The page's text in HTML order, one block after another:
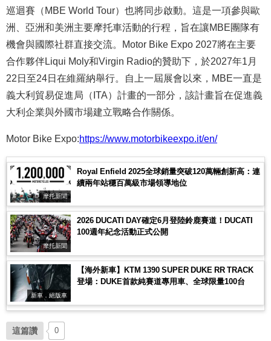
巡迴賽（MBE World Tour）也將同步啟動。這是一項參與歐
洲、亞洲和美洲主要摩托車活動的行程，旨在讓MBE團隊有
機會與國際社群直接交流。Motor Bike Expo 2027將在主要
合作夥伴Liqui Moly和Virgin Radio的贊助下，於2027年1月
22日至24日在維羅納舉行。自上一屆展會以來，MBE一直是
義大利貿易促進局（ITA）計畫的一部分，該計畫旨在促進義
大利企業與外國市場建立戰略合作關係。
Motor Bike Expo:https://www.motorbikeexpo.it/en/
摩托新聞
Royal Enfield 2025全球銷量突破120萬輛創新高：連
續兩年站穩百萬級市場領導地位
摩托新聞
2026 DUCATI DAY確定6月登陸鈴鹿賽道！DUCATI
100週年紀念活動正式公開
新車．絕版車
【海外新車】KTM 1390 SUPER DUKE RR TRACK
登場：DUKE首款純賽道專用車、全球限量100台
這篇讚 0